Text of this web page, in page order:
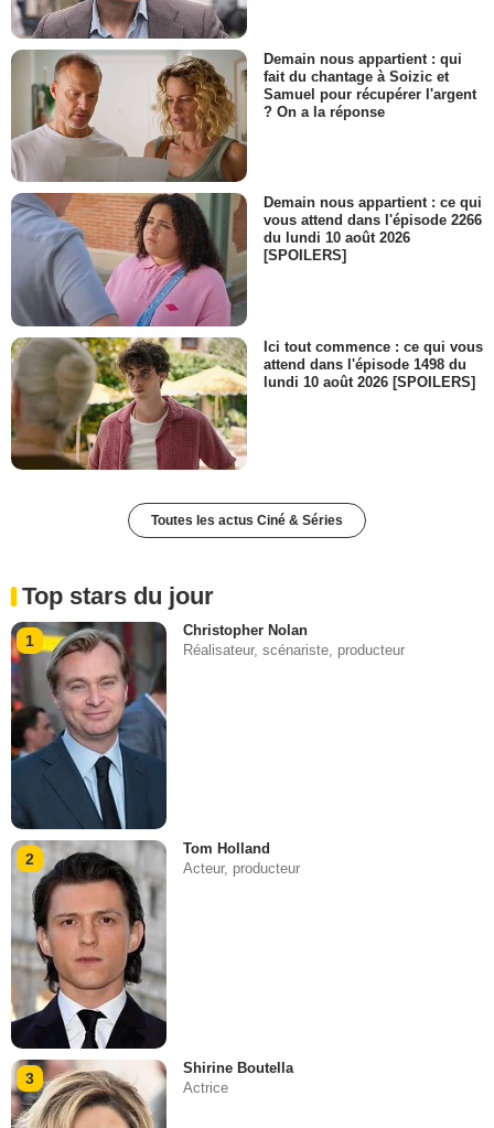
Demain nous appartient : qui
fait du chantage à Soizic et
Samuel pour récupérer l'argent
? On a la réponse
Demain nous appartient : ce qui
vous attend dans l'épisode 2266
du lundi 10 août 2026
[SPOILERS]
Ici tout commence : ce qui vous
attend dans l'épisode 1498 du
lundi 10 août 2026 [SPOILERS]
Toutes les actus Ciné & Séries
Top stars du jour
1
Christopher Nolan
Réalisateur, scénariste, producteur
2
Tom Holland
Acteur, producteur
3
Shirine Boutella
Actrice